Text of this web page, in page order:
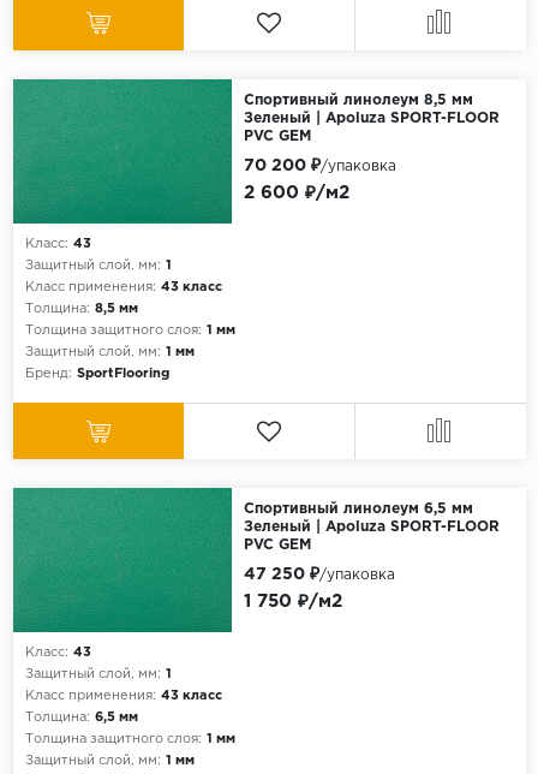
Спортивный линолеум 8,5 мм
Зеленый | Apoluza SPORT-FLOOR
PVC GEM
Класс: 43
Защитный слой, мм: 1
Класс применения: 43 класс
Толщина: 8,5 мм
Толщина защитного слоя: 1 мм
Защитный слой, мм: 1 мм
Бренд: SportFlooring
2 600 ₽/м2
70 200 ₽/упаковка
Спортивный линолеум 6,5 мм
Зеленый | Apoluza SPORT-FLOOR
PVC GEM
Класс: 43
Защитный слой, мм: 1
Класс применения: 43 класс
Толщина: 6,5 мм
Толщина защитного слоя: 1 мм
Защитный слой, мм: 1 мм
1 750 ₽/м2
47 250 ₽/упаковка